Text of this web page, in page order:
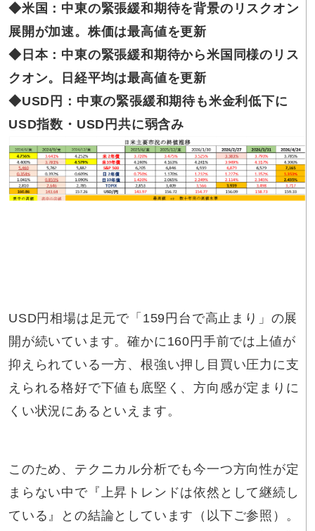
◆米国： 中東の緊張緩和期待を背景のリスクオン
展開が加速。株価は最高値を更新
◆日本： 中東の緊張緩和期待から米国同様のリス
クオン。日経平均は最高値を更新
◆USD円： 中東の緊張緩和期待も米金利低下に
USD指数・USD円共に弱含み
USD円相場は足元で「159円台で高止まり」の展
開が続いています。確かに160円手前では上値が
抑えられている一方、根強い押し目買い圧力に支
えられる格好で下値も底堅く、方向感が定まりに
くい状況にあるといえます。
このため、テクニカル分析でも今一つ方向性が定
まらない中で『上昇トレンドは依然として継続し
ている』との結論としています（以下ご参照）。